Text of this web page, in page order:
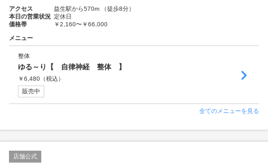
アクセス
益生駅から570m （徒歩8分）
本日の営業状況 定休日
価格帯
￥2,160〜￥66,000
メニュー
整体
ゆる～り【 自律神経 整体 】
￥6,480 （税込）
販売中
全てのメニューを見る
店舗公式